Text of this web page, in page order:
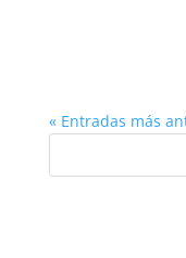
« Entradas más